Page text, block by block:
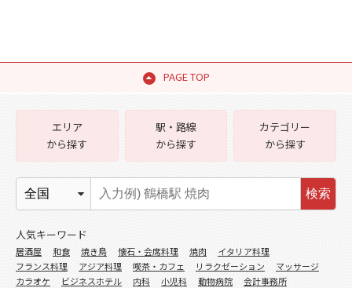
PAGE TOP
エリア
から探す
駅・路線
から探す
カテゴリー
から探す
検索
人気キーワード
居酒屋 和食 焼き鳥 懐石・会席料理 焼肉
イタリア料理
フランス料理
アジア料理 喫茶・カフェ リラクゼーション
マッサージ
カラオケ
ビジネスホテル 内科 小児科 動物病院
会計事務所